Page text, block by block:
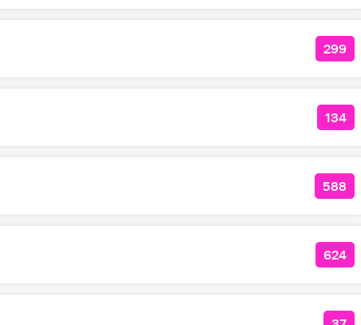
299
134
588
624